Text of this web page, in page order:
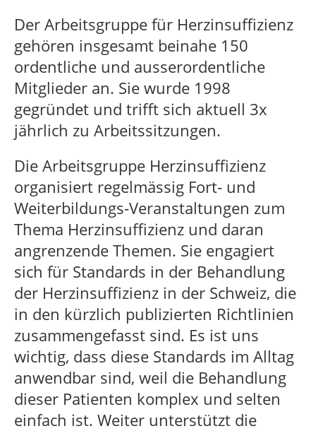
Der Arbeitsgruppe für Herzinsuffizienz
gehören insgesamt beinahe 150
ordentliche und ausserordentliche
Mitglieder an. Sie wurde 1998
gegründet und trifft sich aktuell 3x
jährlich zu Arbeitssitzungen.
Die Arbeitsgruppe Herzinsuffizienz
organisiert regelmässig Fort- und
Weiterbildungs-Veranstaltungen zum
Thema Herzinsuffizienz und daran
angrenzende Themen. Sie engagiert
sich für Standards in der Behandlung
der Herzinsuffizienz in der Schweiz, die
in den kürzlich publizierten Richtlinien
zusammengefasst sind. Es ist uns
wichtig, dass diese Standards im Alltag
anwendbar sind, weil die Behandlung
dieser Patienten komplex und selten
einfach ist. Weiter unterstützt die